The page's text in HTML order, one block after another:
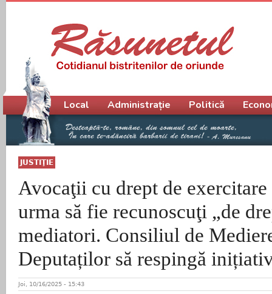
JUSTIŢIE
Avocaţii cu drept de
urma să fie recunoscuţi „de
mediatori. Consiliul de
Deputaților să respingă
Joi, 10/16/2025 - 15:43
Meniu principal
Local Administrație Politică